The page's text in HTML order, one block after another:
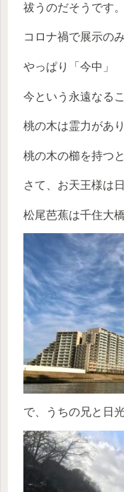
祓うのだそうです。
コロナ禍で展示のみ
やっぱり「今中」
今という永遠なる
桃の木は霊力があ
桃の木の櫛を持つ
さて、お天王様は
松尾芭蕉は千住大
で、うちの兄と日